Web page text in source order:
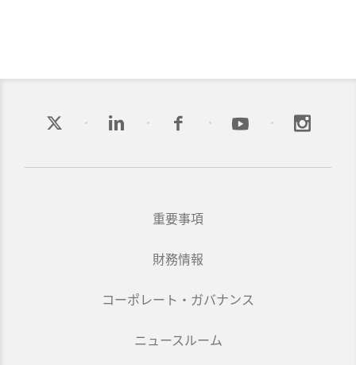
重要事項
財務情報
コーポレート・ガバナンス
ニュースルーム